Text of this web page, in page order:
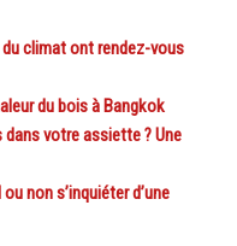
du climat ont rendez-vous
du bois à Bangkok
dans votre assiette ? Une
non s’inquiéter d’une